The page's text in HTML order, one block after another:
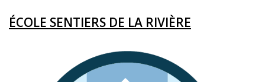
ÉCOLE SENTIERS DE LA RIVIÈRE